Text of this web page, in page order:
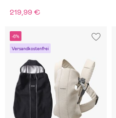
219,99 €
-6%
Versandkostenfrei